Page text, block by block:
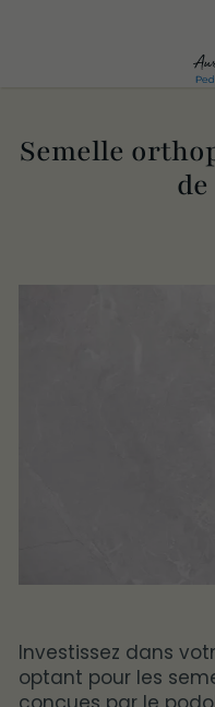
Semelle
Investissez dans
optant pour les